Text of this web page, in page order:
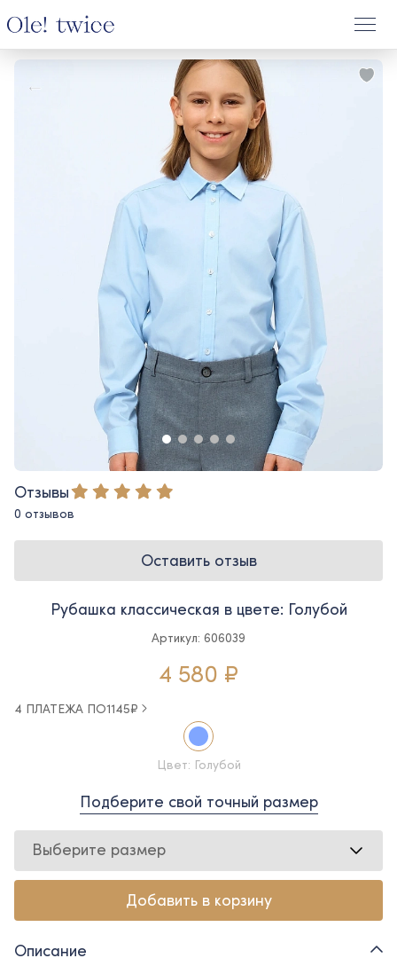
Отзывы
0 отзывов
Оставить отзыв
Рубашка классическая в цвете: Голубой
Артикул: 606039
4 580 ₽
4 ПЛАТЕЖА ПО1145₽
Цвет: Голубой
Подберите свой точный размер
Выберите размер
Добавить в корзину
Описание